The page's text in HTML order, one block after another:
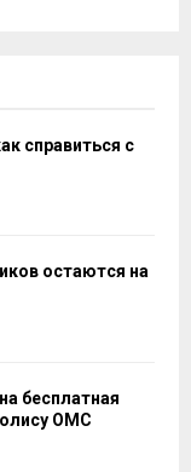
справиться с
остаются на
бесплатная
ОМС